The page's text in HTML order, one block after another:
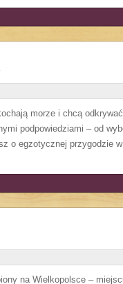
morze i chcą
podpowiedziami – od
o egzotycznej przygodzie
na Wielkopolsce –